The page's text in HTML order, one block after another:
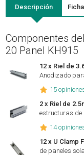
Descripción
Componentes
20 Panel KH915
12 x Riel de
Anodizado
15
2 x Riel de
estructuras de
14
12 x U Clamp
de paneles